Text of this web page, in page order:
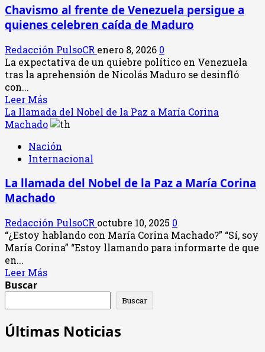
Maduro?
Biografía,
política
y
el
judicial
que
marcó
carrera
Chavismo al frente de Venezuela persigue a
quienes celebren caída de Maduro
Redacción PulsoCR enero 8, 2026 0
La expectativa de un quiebre político en Venezuela
tras la aprehensión de Nicolás Maduro se desinfló
con...
Leer MásLeer
más
acerca
Chavismo
al
de
Venezuela
a
quienes
celebren
de
La llamada del Nobel de la Paz a María Corina
Machado
Nación
Internacional
La llamada del Nobel de la Paz a María Corina
Machado
Redacción PulsoCR octubre 10, 2025 0
“¿Estoy hablando con María Corina Machado?” “Sí, soy
María Corina” “Estoy llamando para informarte de que
en...
Leer MásLeer
de
llamada
Buscar
Buscar
Últimas Noticias